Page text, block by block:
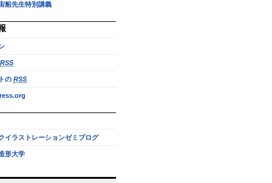
船先生特別講義
RSS
の RSS
イラストレーションゼミブログ
形大学